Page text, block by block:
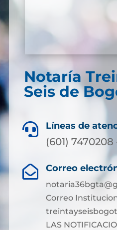
Notaría
Seis de
 Líneas de
(601) 7470208
 Correo
Correo
LAS